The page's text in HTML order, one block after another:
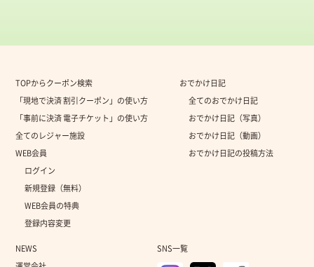
TOPからクーポン検索
「現地で決済 割引クーポン」の使い方
「事前に決済 電子チケット」の使い方
全てのレジャー施設
WEB会員
ログイン
新規登録（無料）
WEB会員の特典
登録内容変更
おでかけ日記
全てのおでかけ日記
おでかけ日記（写真）
おでかけ日記（動画）
おでかけ日記の投稿方法
NEWS
SNS一覧